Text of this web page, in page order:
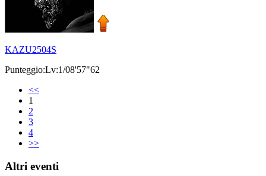
KAZU2504S
Punteggio:Lv:1/08'57"62
<<
1
2
3
4
>>
Altri eventi